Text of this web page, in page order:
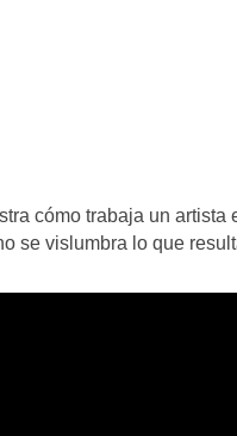
cómo trabaja un
se vislumbra lo que